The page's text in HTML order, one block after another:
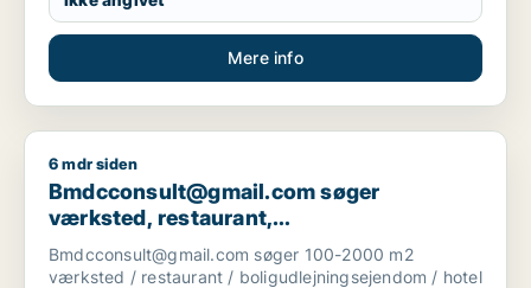
Mere info
Bmdcconsult@gmail.com søger værksted, restaurant,
6 mdr siden
Bmdcconsult@gmail.com søger
værksted, restaurant,
boligudlejningsejendom eller hotel til salg
i Storkøbenhavn
Bmdcconsult@gmail.com søger 100-2000 m2
værksted / restaurant / boligudlejningsejendom / hotel